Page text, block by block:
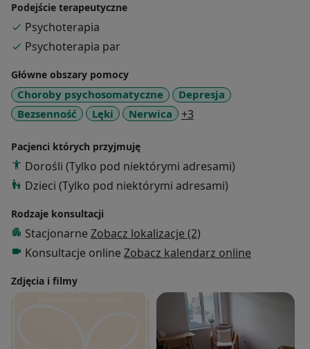
- trudności z poradzeniem sobie z zaistniałą sytuacją
życiową (choroba, strata itp)
- poczucia braku kontroli nad swoimi myślami lub
obgryzanie paznokci itp)
- nie znajdujących potwierdzenia medycznego
problemami zdrowotnymi (np. bóle głowy, brzucha)
- napięć
- bezsenności
- niesatysfakcjonujących relacji z bliskimi,
poznawanymi osobami (nieśmiałość)
- poczucia braku kontroli nad życiem, planowaniem i
realizacją celów oraz trudności w podejmowaniu
decyzji, ryzyka
ale także gdy odczuwają Państwo potrzebę
- lepszego zrozumienia siebie i wprowadzenia w
Podejście terapeutyczne
Psychoterapia
Psychoterapia par
Główne obszary pomocy
Choroby psychosomatyczne
Depresja
Bezsenność
Lęki Nerwica +3
Pacjenci których przyjmuję
Dorośli (Tylko pod niektórymi adresami)
Dzieci (Tylko pod niektórymi adresami)
Rodzaje konsultacji
Stacjonarne Zobacz lokalizacje (2)
Konsultacje online Zobacz kalendarz online
Zdjęcia i filmy